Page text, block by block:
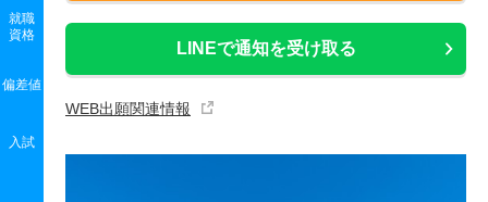
LINEで通知を受け取る
WEB出願関連情報
就職
資格
偏差値
入試